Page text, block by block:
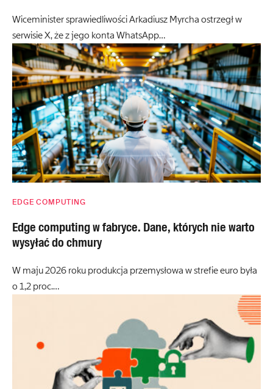
Wiceminister sprawiedliwości Arkadiusz Myrcha ostrzegł w
serwisie X, że z jego konta WhatsApp…
EDGE COMPUTING
Edge computing w fabryce. Dane, których nie warto
wysyłać do chmury
W maju 2026 roku produkcja przemysłowa w strefie euro była
o 1,2 proc.…